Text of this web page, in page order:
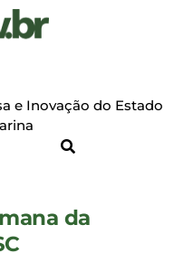
e Inovação do Estado
da